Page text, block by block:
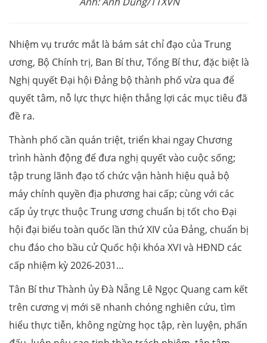
Nhiệm vụ trước mắt là bám sát chỉ đạo của Trung
ương, Bộ Chính trị, Ban Bí thư, Tổng Bí thư, đặc biệt là
Nghị quyết Đại hội Đảng bộ thành phố vừa qua để
quyết tâm, nỗ lực thực hiện thắng lợi các mục tiêu đã
đề ra.
Thành phố cần quán triệt, triển khai ngay Chương
trình hành động để đưa nghị quyết vào cuộc sống;
tập trung lãnh đạo tổ chức vận hành hiệu quả bộ
máy chính quyền địa phương hai cấp; cùng với các
cấp ủy trực thuộc Trung ương chuẩn bị tốt cho Đại
hội đại biểu toàn quốc lần thứ XIV của Đảng, chuẩn bị
chu đáo cho bầu cử Quốc hội khóa XVI và HĐND các
cấp nhiệm kỳ 2026-2031…
Tân Bí thư Thành ủy Đà Nẵng Lê Ngọc Quang cam kết
trên cương vị mới sẽ nhanh chóng nghiên cứu, tìm
hiểu thực tiễn, không ngừng học tập, rèn luyện, phấn